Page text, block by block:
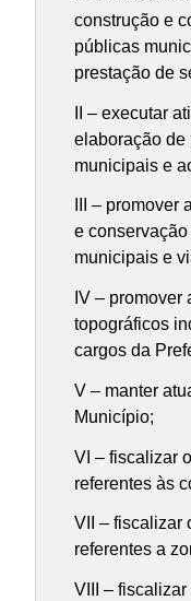
construção e
públicas
prestação de
II – executar
elaboração de
municipais e
III –
e
municipais e
IV –
topográficos
cargos da
V – manter
Município;
VI – fiscalizar
referentes às
VII – fiscalizar
referentes a
VIII –